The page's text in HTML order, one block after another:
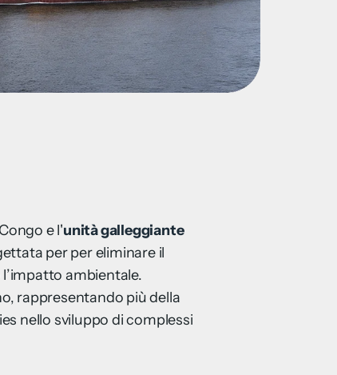
e l'unità galleggiante
per per eliminare il
ambientale.
rappresentando più della
nello sviluppo di complessi